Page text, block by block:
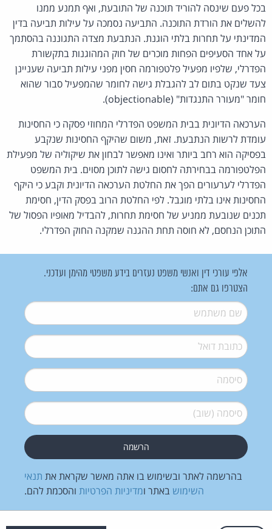
בכל פעם שינסה להוריד תוכנה של התובעת, ואף תמנע ממנו
להשלים את הורדת התוכנה. התביעה נסמכה על עילות תביעה בדין
המדינתי על תחרות בלתי הוגנת. הנתבעת מצדה התגוננה בהסתמך
על אחד הסעיפים הפחות מוכרים של חוק המהוגנות בתקשורת
הפדרלי, שלפיו מפעיל פלטפורמה חסין מפני עילות תביעה שעניינן
צעד שנקט בתום לב להגבלת גישה לחומר שהמפעיל סבור שהוא
חומר "מעורר התנגדות" (objectionable).
הערכאה הדיונית בבית המשפט הפדרלי המחוזי פסקה כי החסינות
עומדת לרשות הנתבעת. זאת, משום שהיקף החסינות שנקבע
בפסיקה הוא רחב ביותר ואינו מאפשר לבחון את שיקוליה של מפעילת
הפלטפורמה בבחירתה לחסום גישה לתוכן מסוים. בית המשפט
הפדרלי לערעורים הפך את החלטת הערכאה הדיונית וקבע כי היקף
החסינות אינו בלתי מוגבל. לפי החלטת הרוב בפסק הדין, חסימת
תכנים שנובעת ממניע של חסימת תחרות, להבדיל מאופיו הפסול של
התוכן הנחסם, לא חוסה תחת ההגנה שמקנה החוק הפדרלי.
אלפי עורכי דין ואנשי משפט נעזרים בידע משפטי מהימן ועדכני.
הצטרפו גם אתם:
שם משתמש*
דואל*
סיסמה*
סיסמה (שוב)*
בהרשמה לאתר ובשימוש בו אתה מאשר שקראת את תנאי
השימוש באתר ומדיניות הפרטיות והסכמת להם.